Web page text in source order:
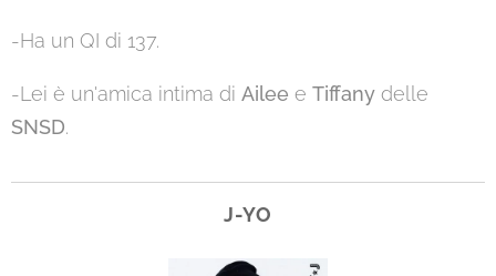
-Ha un QI di 137.
-Lei è un'amica intima di Ailee e Tiffany delle
SNSD.
J-YO